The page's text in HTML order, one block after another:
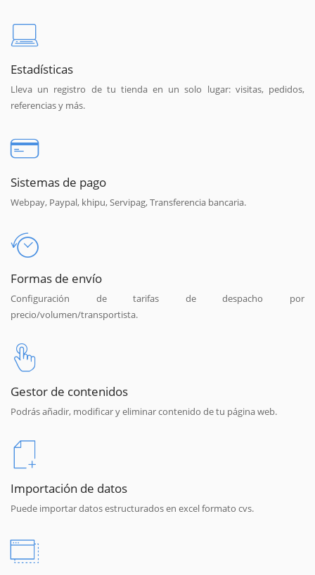
Estadísticas
Lleva un registro de tu tienda en un solo lugar: visitas, pedidos,
referencias y más.
Sistemas de pago
Webpay, Paypal, khipu, Servipag, Transferencia bancaria.
Formas de envío
Configuración de tarifas de despacho por
precio/volumen/transportista.
Gestor de contenidos
Podrás añadir, modificar y eliminar contenido de tu página web.
Importación de datos
Puede importar datos estructurados en excel formato cvs.